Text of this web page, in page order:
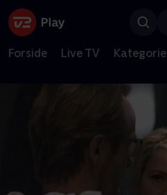
Forside Live TV